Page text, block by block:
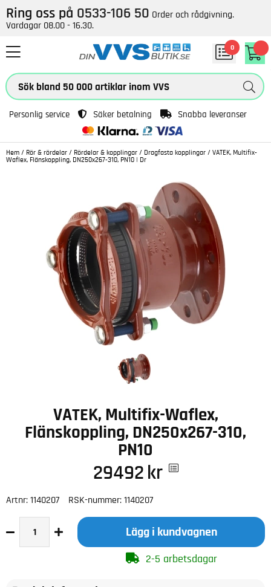
Ring oss på 0533-106 50 Order och rådgivning.
Vardagar 08.00 - 16.30.
0
Personlig service Säker betalning Snabba leveranser
Hem / Rör & rördelar / Rördelar & kopplingar / Dragfasta kopplingar / VATEK, Multifix-
Waflex, Flänskoppling, DN250x267-310, PN10 | Dr
VATEK, Multifix-Waflex,
Flänskoppling, DN250x267-310,
PN10
29492 kr
Artnr: 1140207 RSK-nummer: 1140207
Lägg i kundvagnen
2-5 arbetsdagar